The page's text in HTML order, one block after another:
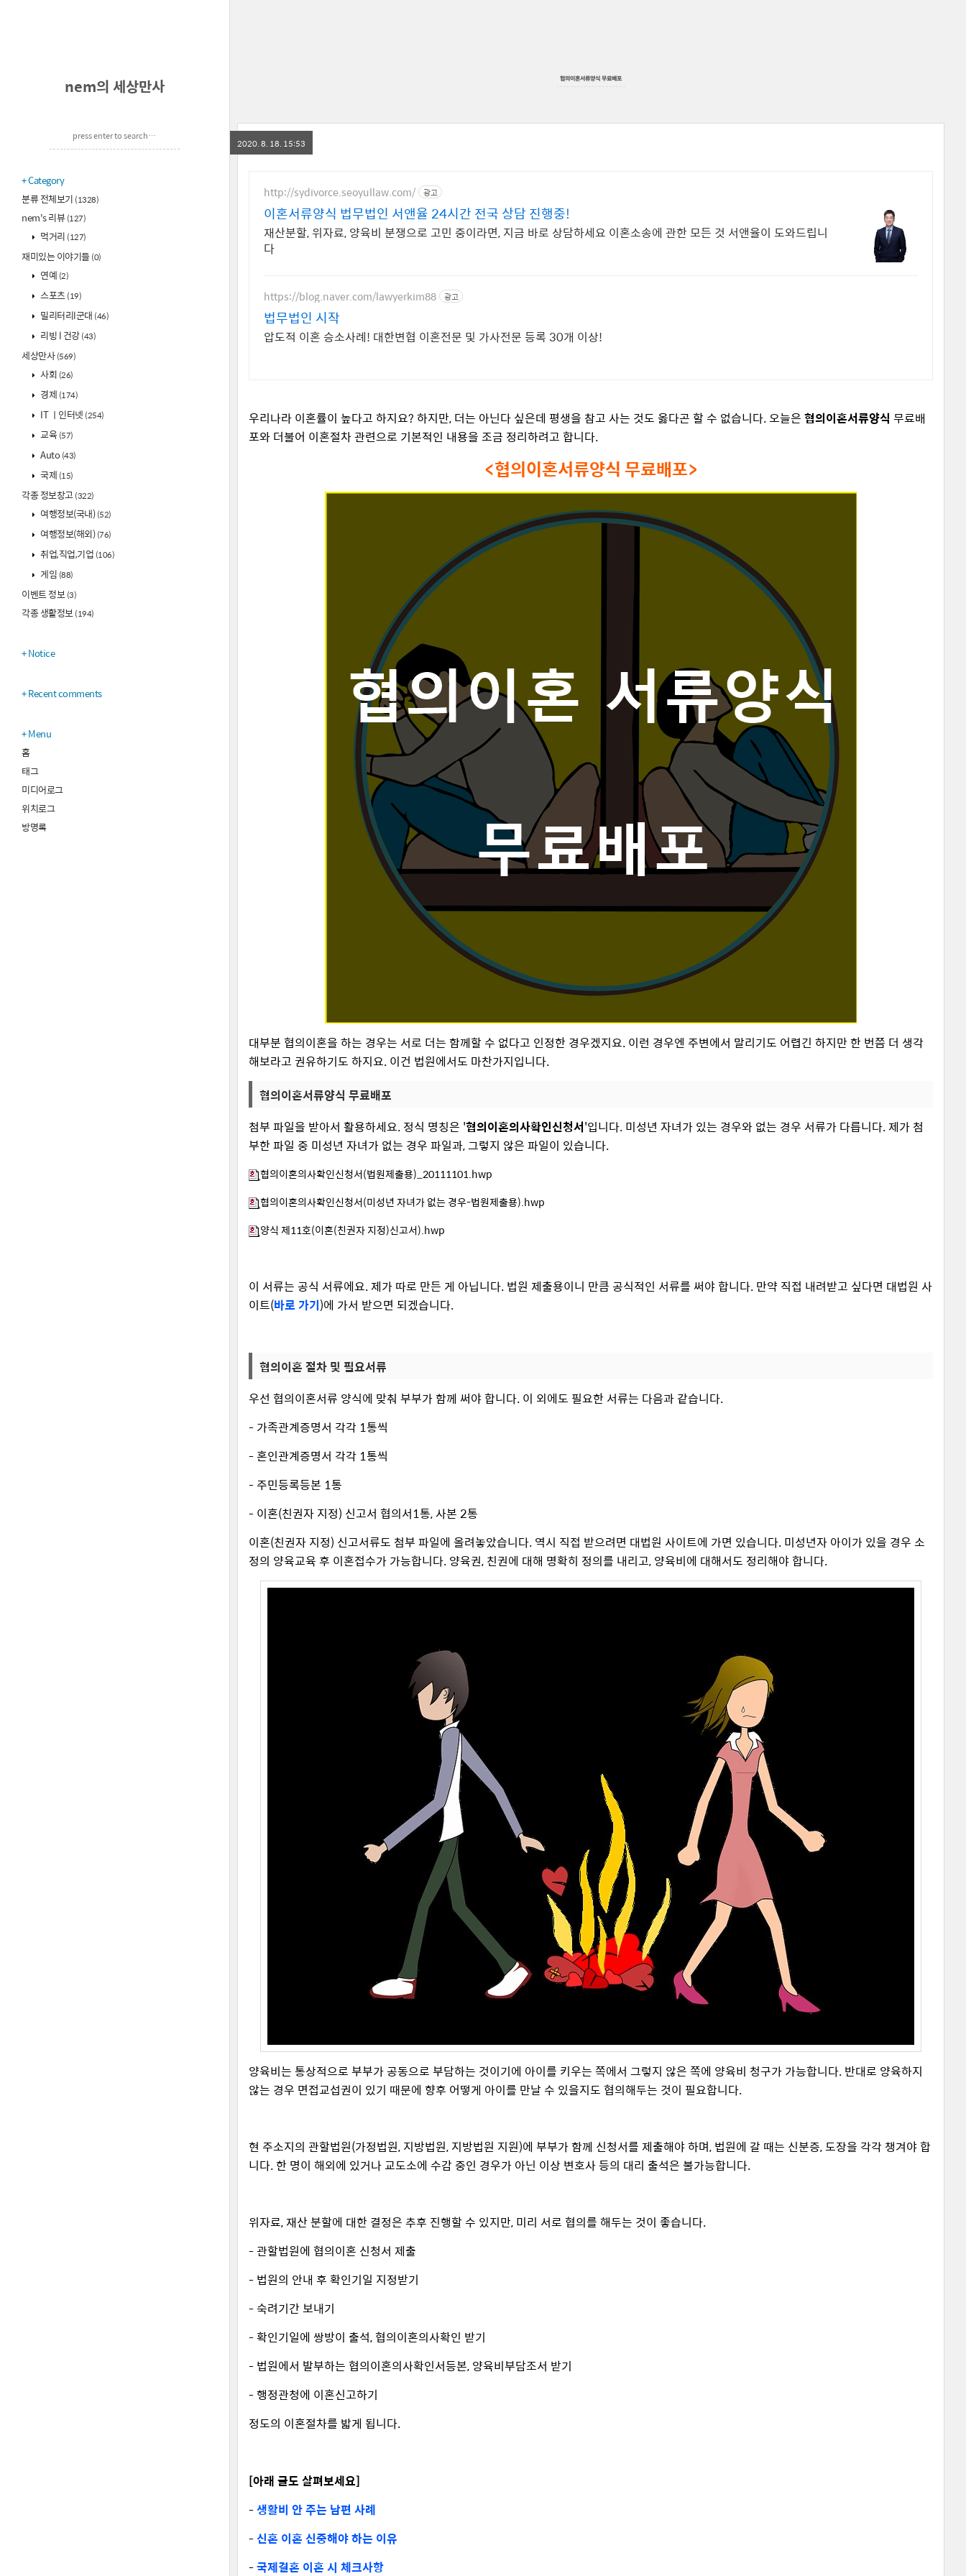
nem의 세상만사
Category
분류 전체보기 (1328)
nem's 리뷰(127)
먹거리 (127)
재미있는 이야기들(0)
연예 (2)
스포츠(19)
밀리터리l군대 (46)
리빙 l 건강(43)
세상만사(569)
사회 (26)
경제 (174)
IT ㅣ인터넷 (254)
교육(57)
Auto(43)
국제 (15)
각종 정보창고(322)
여행정보(국내)(52)
여행정보(해외)(76)
취업,직업,기업 (106)
게임 (88)
이벤트 정보(3)
각종 생활정보(194)
Notice
Recent comments
Menu
홈
태그
미디어로그
위치로그
방명록
협의이혼서류양식 무료배포
2020. 8. 18. 15:53
http://sydivorce.seoyullaw.com/ 광고
이혼서류양식 법무법인 서앤율 24시간 전국 상담 진행중!
재산분할, 위자료, 양육비 분쟁으로 고민 중이라면, 지금 바로 상담하세요 이혼소송에 관한 모든 것 서앤율이 도와드립니
다
https://blog.naver.com/lawyerkim88 광고
법무법인 시작
압도적 이혼 승소사례! 대한변협 이혼전문 및 가사전문 등록 30개 이상!
우리나라 이혼률이 높다고 하지요? 하지만, 더는 아닌다 싶은데 평생을 참고 사는 것도 옳다곤 할 수 없습니다. 오늘은 협의이혼서류양식 무료배
포와 더불어 이혼절차 관련으로 기본적인 내용을 조금 정리하려고 합니다.
<협의이혼서류양식 무료배포>
대부분 협의이혼을 하는 경우는 서로 더는 함께할 수 없다고 인정한 경우겠지요. 이런 경우엔 주변에서 말리기도 어렵긴 하지만 한 번쯤 더 생각
해보라고 권유하기도 하지요. 이건 법원에서도 마찬가지입니다.
협의이혼서류양식 무료배포
첨부 파일을 받아서 활용하세요. 정식 명칭은 '협의이혼의사확인신청서'입니다. 미성년 자녀가 있는 경우와 없는 경우 서류가 다릅니다. 제가 첨
부한 파일 중 미성년 자녀가 없는 경우 파일과, 그렇지 않은 파일이 있습니다.
협의이혼의사확인신청서(법원제출용)_20111101.hwp
협의이혼의사확인신청서(미성년 자녀가 없는 경우-법원제출용).hwp
양식 제11호(이혼(친권자 지정)신고서).hwp
이 서류는 공식 서류에요. 제가 따로 만든 게 아닙니다. 법원 제출용이니 만큼 공식적인 서류를 써야 합니다. 만약 직접 내려받고 싶다면 대법원 사
이트(바로 가기)에 가서 받으면 되겠습니다.
협의이혼 절차 및 필요서류
우선 협의이혼서류 양식에 맞춰 부부가 함께 써야 합니다. 이 외에도 필요한 서류는 다음과 같습니다.
- 가족관계증명서 각각 1통씩
- 혼인관계증명서 각각 1통씩
- 주민등록등본 1통
- 이혼(친권자 지정) 신고서 협의서1통, 사본 2통
이혼(친권자 지정) 신고서류도 첨부 파일에 올려놓았습니다. 역시 직접 받으려면 대법원 사이트에 가면 있습니다. 미성년자 아이가 있을 경우 소
정의 양육교육 후 이혼접수가 가능합니다. 양육권, 친권에 대해 명확히 정의를 내리고, 양육비에 대해서도 정리해야 합니다.
양육비는 통상적으로 부부가 공동으로 부담하는 것이기에 아이를 키우는 쪽에서 그렇지 않은 쪽에 양육비 청구가 가능합니다. 반대로 양육하지
않는 경우 면접교섭권이 있기 때문에 향후 어떻게 아이를 만날 수 있을지도 협의해두는 것이 필요합니다.
현 주소지의 관할법원(가정법원, 지방법원, 지방법원 지원)에 부부가 함께 신청서를 제출해야 하며, 법원에 갈 때는 신분증, 도장을 각각 챙겨야 합
니다. 한 명이 해외에 있거나 교도소에 수감 중인 경우가 아닌 이상 변호사 등의 대리 출석은 불가능합니다.
위자료, 재산 분할에 대한 결정은 추후 진행할 수 있지만, 미리 서로 협의를 해두는 것이 좋습니다.
- 관할법원에 협의이혼 신청서 제출
- 법원의 안내 후 확인기일 지정받기
- 숙려기간 보내기
- 확인기일에 쌍방이 출석, 협의이혼의사확인 받기
- 법원에서 발부하는 협의이혼의사확인서등본, 양육비부담조서 받기
- 행정관청에 이혼신고하기
정도의 이혼절차를 밟게 됩니다.
[아래 글도 살펴보세요]
- 생활비 안 주는 남편 사례
- 신혼 이혼 신중해야 하는 이유
- 국제결혼 이혼 시 체크사항